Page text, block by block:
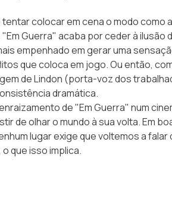
colocar em cena o modo como
Guerra" acaba por ceder à ilusão
empenhado em gerar uma
que coloca em jogo. Ou então,
de Lindon (porta-voz dos
dramática.
de "Em Guerra" num
de olhar o mundo à sua volta. Em
lugar exige que voltemos a
o que isso implica.